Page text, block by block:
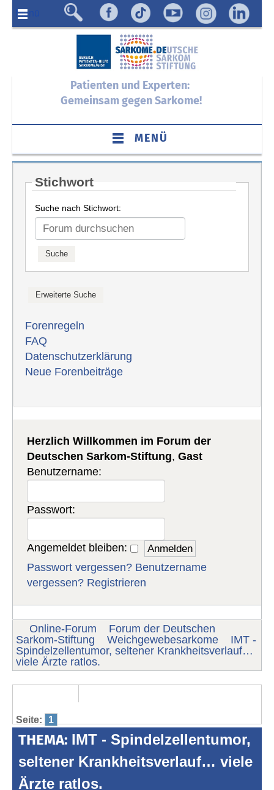
Menü
Patienten und Experten:
Gemeinsam gegen Sarkome!
MENÜ
Stichwort
Suche nach Stichwort:
Forenregeln
FAQ
Datenschutzerklärung
Neue Forenbeiträge
Herzlich Willkommen im Forum der
Deutschen Sarkom-Stiftung,Gast
Benutzername:
Passwort:
Angemeldet bleiben:
Passwort vergessen? Benutzername
vergessen? Registrieren
Online-Forum
Forum der Deutschen
Sarkom-Stiftung
Weichgewebesarkome
IMT -
Spindelzellentumor, seltener Krankheitsverlauf…
viele Ärzte ratlos.
Seite: 1
THEMA: IMT - Spindelzellentumor,
seltener Krankheitsverlauf… viele
Ärzte ratlos.